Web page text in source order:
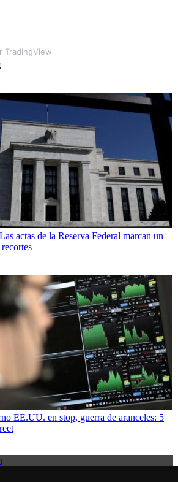
TradingView
actas de la Reserva Federal marcan un
EE.UU. en stop, guerra de aranceles: 5